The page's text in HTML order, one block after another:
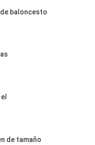
baloncesto
de tamaño